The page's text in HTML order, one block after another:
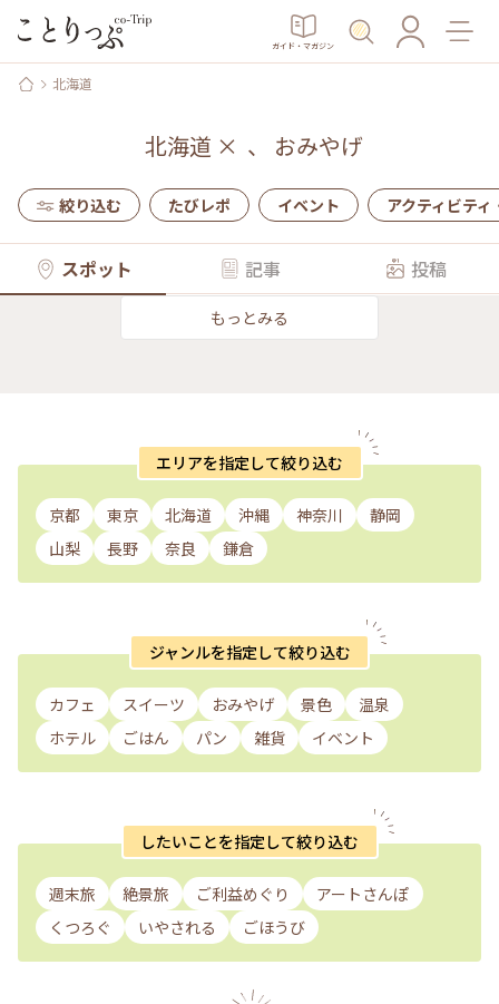
ガイド・マガジン
北海道
北海道 × 、 おみやげ
絞り込む たびレポ イベント アクティビティ
スポット 記事 投稿
もっとみる
エリアを指定して絞り込む
京都 東京 北海道 沖縄 神奈川
静岡
山梨
長野 奈良 鎌倉
ジャンルを指定して絞り込む
カフェ スイーツ おみやげ 景色
温泉
ホテル
ごはん パン 雑貨 イベント
したいことを指定して絞り込む
週末旅 絶景旅 ご利益めぐり
アートさんぽ
くつろぐ
いやされる ごほうび